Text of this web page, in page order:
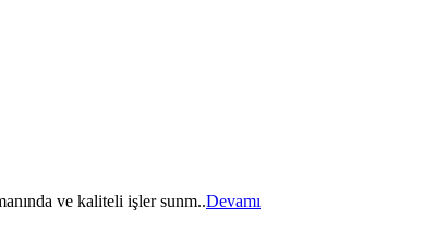
ve kaliteli işler sunm..Devamı